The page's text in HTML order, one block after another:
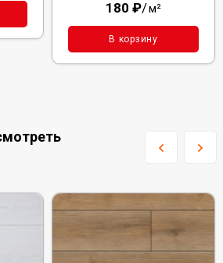
180 ₽/м²
В корзину